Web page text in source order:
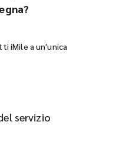
iMile a un'unica
servizio